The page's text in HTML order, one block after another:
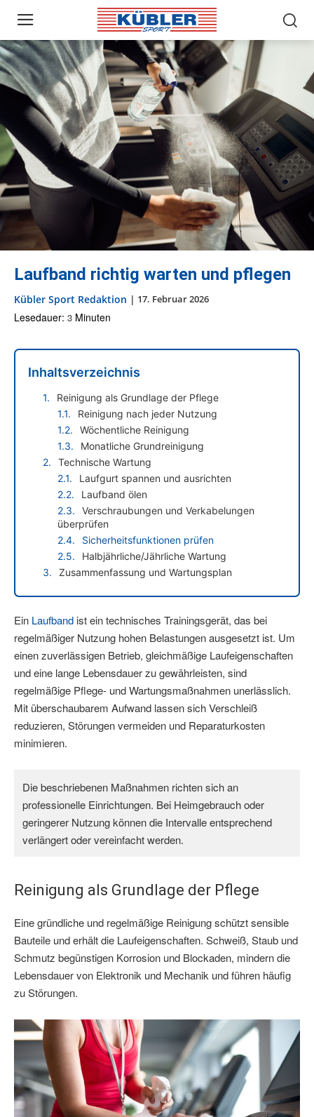
Laufband richtig warten und pflegen
Kübler Sport Redaktion | 17. Februar 2026
Lesedauer: 3 Minuten
Inhaltsverzeichnis
Reinigung als Grundlage der Pflege
Reinigung nach jeder Nutzung
Wöchentliche Reinigung
Monatliche Grundreinigung
Technische Wartung
Laufgurt spannen und ausrichten
Laufband ölen
Verschraubungen und Verkabelungen
überprüfen
Sicherheitsfunktionen prüfen
Halbjährliche/Jährliche Wartung
Zusammenfassung und Wartungsplan
Ein Laufband ist ein technisches Trainingsgerät, das bei
regelmäßiger Nutzung hohen Belastungen ausgesetzt ist. Um
einen zuverlässigen Betrieb, gleichmäßige Laufeigenschaften
und eine lange Lebensdauer zu gewährleisten, sind
regelmäßige Pflege- und Wartungsmaßnahmen unerlässlich.
Mit überschaubarem Aufwand lassen sich Verschleiß
reduzieren, Störungen vermeiden und Reparaturkosten
minimieren.
Die beschriebenen Maßnahmen richten sich an
professionelle Einrichtungen. Bei Heimgebrauch oder
geringerer Nutzung können die Intervalle entsprechend
verlängert oder vereinfacht werden.
Reinigung als Grundlage der Pflege
Eine gründliche und regelmäßige Reinigung schützt sensible
Bauteile und erhält die Laufeigenschaften. Schweiß, Staub und
Schmutz begünstigen Korrosion und Blockaden, mindern die
Lebensdauer von Elektronik und Mechanik und führen häufig
zu Störungen.